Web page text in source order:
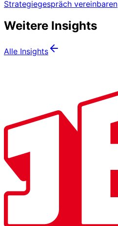
Strategiegespräch vereinbaren
Weitere Insights
Alle Insights